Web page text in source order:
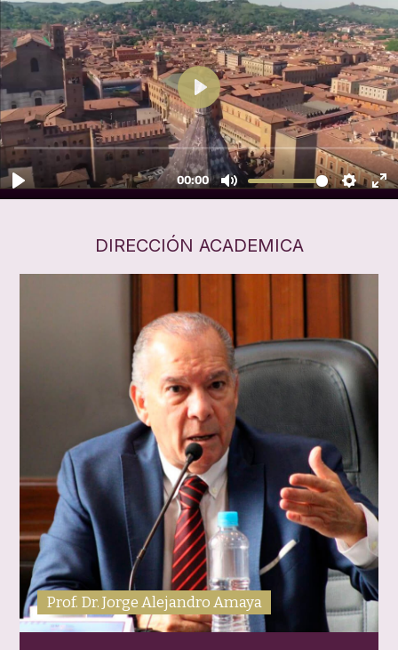
DIRECCIÓN ACADEMICA
Prof. Dr. Jorge Alejandro Amaya